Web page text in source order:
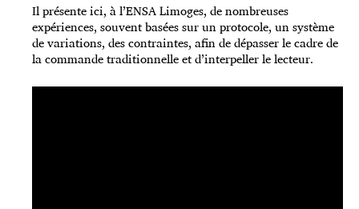
Il présente ici, à l’ENSA Limoges, de nombreuses
expériences, souvent basées sur un protocole, un système
de variations, des contraintes, afin de dépasser le cadre de
la commande traditionnelle et d’interpeller le lecteur.